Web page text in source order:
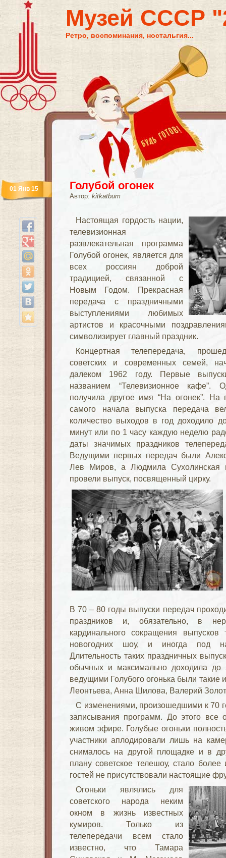
Музей СССР
Ретро, воспоминания, ностальгия...
Голубой огонек
Автор: kitkatbum
01 Янв 15
Настоящая гордость нации,
телевизионная
развлекательная программа
Голубой огонек, является для
всех россиян доброй
традицией, связанной с
Новым Годом. Прекрасная
передача с праздничными
выступлениями любимых
артистов и красочными
символизирует главный праздник.
Концертная телепередача,
советских и современных семей,
далеком 1962 году. Первые
названием “Телевизионное кафе”.
получила другое имя “На огонек”. На
самого начала выпуска передача
количество выходов в год доходило
минут или по 1 часу каждую неделю
даты значимых праздников
Ведущими первых передач были
Лев Миров, а Людмила
провели выпуск, посвященный цирку.
В 70 – 80 годы выпуски передач
праздников и, обязательно, в
кардинального сокращения выпусков
новогодних шоу, и иногда под
Длительность таких праздничных
обычных и максимально доходила до
ведущими Голубого огонька были такие
Леонтьева, Анна Шилова, Валерий
С изменениями, произошедшими к 70
записывания программ. До этого все
живом эфире. Голубые огоньки
участники аплодировали лишь на
снималось на другой площадке и в
плану советское телешоу, стало
гостей не присутствовали настоящие
Огоньки являлись для
советского народа неким
окном в жизнь известных
кумиров. Только из
телепередачи всем стало
известно, что Тамара